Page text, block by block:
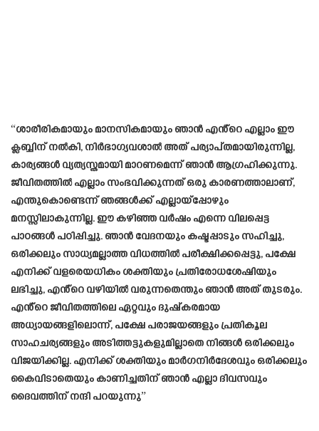
“ശാരീരികമായും മാനസികമായും ഞാൻ എൻ്റെ എല്ലാം ഈ
ക്ലബ്ബിന് നൽകി, നിർഭാഗ്യവശാൽ അത് പര്യാപ്തമായിരുന്നില്ല,
കാര്യങ്ങൾ വ്യത്യസ്തമായി മാറണമെന്ന് ഞാൻ ആഗ്രഹിക്കുന്നു.
ജീവിതത്തിൽ എല്ലാം സംഭവിക്കുന്നത് ഒരു കാരണത്താലാണ്,
എന്തുകൊണ്ടെന്ന് ഞങ്ങൾക്ക് എല്ലായ്പ്പോഴും
മനസ്സിലാകുന്നില്ല. ഈ കഴിഞ്ഞ വർഷം എന്നെ വിലപ്പെട്ട
പാഠങ്ങൾ പഠിപ്പിച്ചു. ഞാൻ വേദനയും കഷ്ടപ്പാടും സഹിച്ചു,
ഒരിക്കലും സാധ്യമല്ലാത്ത വിധത്തിൽ പരീക്ഷിക്കപ്പെട്ടു, പക്ഷേ
എനിക്ക് വളരെയധികം ശക്തിയും പ്രതിരോധശേഷിയും
ലഭിച്ചു, എൻ്റെ വഴിയിൽ വരുന്നതെന്തും ഞാൻ അത് തുടരും.
എൻ്റെ ജീവിതത്തിലെ ഏറ്റവും ദുഷ്‌കരമായ
അധ്യായങ്ങളിലൊന്ന്, പക്ഷേ പരാജയങ്ങളും പ്രതികൂല
സാഹചര്യങ്ങളും അടിത്തട്ടുകളുമില്ലാതെ നിങ്ങൾ ഒരിക്കലും
വിജയിക്കില്ല. എനിക്ക് ശക്തിയും മാർഗനിർദേശവും ഒരിക്കലും
കൈവിടാതെയും കാണിച്ചതിന് ഞാൻ എല്ലാ ദിവസവും
ദൈവത്തിന് നന്ദി പറയുന്നു”